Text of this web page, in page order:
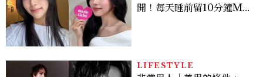
開！每天睡前留10分鐘ME
LIFESTYLE